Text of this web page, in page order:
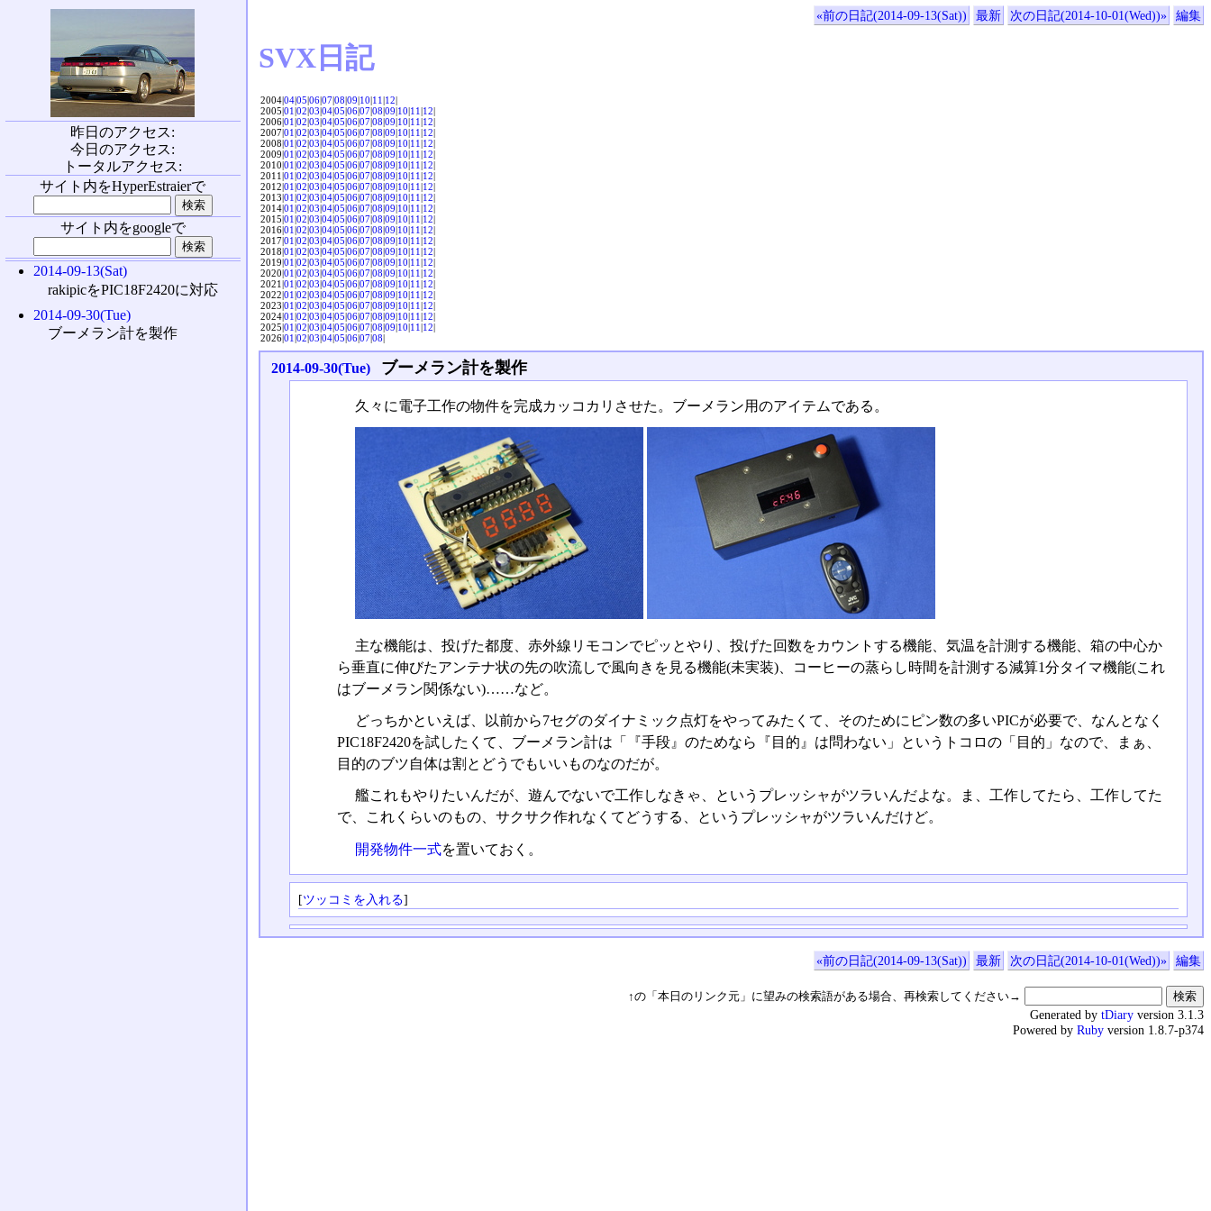
«前の日記(2014-09-13(Sat)) 最新 次の日記(2014-10-01(Wed))» 編集
SVX日記
2004|04|05|06|07|08|09|10|11|12|
2005|01|02|03|04|05|06|07|08|09|10|11|12|
2006|01|02|03|04|05|06|07|08|09|10|11|12|
2007|01|02|03|04|05|06|07|08|09|10|11|12|
2008|01|02|03|04|05|06|07|08|09|10|11|12|
2009|01|02|03|04|05|06|07|08|09|10|11|12|
2010|01|02|03|04|05|06|07|08|09|10|11|12|
2011|01|02|03|04|05|06|07|08|09|10|11|12|
2012|01|02|03|04|05|06|07|08|09|10|11|12|
2013|01|02|03|04|05|06|07|08|09|10|11|12|
2014|01|02|03|04|05|06|07|08|09|10|11|12|
2015|01|02|03|04|05|06|07|08|09|10|11|12|
2016|01|02|03|04|05|06|07|08|09|10|11|12|
2017|01|02|03|04|05|06|07|08|09|10|11|12|
2018|01|02|03|04|05|06|07|08|09|10|11|12|
2019|01|02|03|04|05|06|07|08|09|10|11|12|
2020|01|02|03|04|05|06|07|08|09|10|11|12|
2021|01|02|03|04|05|06|07|08|09|10|11|12|
2022|01|02|03|04|05|06|07|08|09|10|11|12|
2023|01|02|03|04|05|06|07|08|09|10|11|12|
2024|01|02|03|04|05|06|07|08|09|10|11|12|
2025|01|02|03|04|05|06|07|08|09|10|11|12|
2026|01|02|03|04|05|06|07|08|
2014-09-30(Tue) ブーメラン計を製作
久々に電子工作の物件を完成カッコカリさせた。ブーメラン用のアイテムである。
主な機能は、投げた都度、赤外線リモコンでピッとやり、投げた回数をカウントする機能、気温を計測する機能、箱の中心か
ら垂直に伸びたアンテナ状の先の吹流しで風向きを見る機能(未実装)、コーヒーの蒸らし時間を計測する減算1分タイマ機能(これ
はブーメラン関係ない)……など。
どっちかといえば、以前から7セグのダイナミック点灯をやってみたくて、そのためにピン数の多いPICが必要で、なんとなく
PIC18F2420を試したくて、ブーメラン計は「『手段』のためなら『目的』は問わない」というトコロの「目的」なので、まぁ、
目的のブツ自体は割とどうでもいいものなのだが。
艦これもやりたいんだが、遊んでないで工作しなきゃ、というプレッシャがツラいんだよな。ま、工作してたら、工作してた
で、これくらいのもの、サクサク作れなくてどうする、というプレッシャがツラいんだけど。
開発物件一式を置いておく。
[ツッコミを入れる]
«前の日記(2014-09-13(Sat)) 最新 次の日記(2014-10-01(Wed))» 編集
↑の「本日のリンク元」に望みの検索語がある場合、再検索してください→
昨日のアクセス:
今日のアクセス:
トータルアクセス:
サイト内をHyperEstraierで
サイト内をgoogleで
2014-09-13(Sat)
rakipicをPIC18F2420に対応
2014-09-30(Tue)
ブーメラン計を製作
Generated by tDiary version 3.1.3
Powered by Ruby version 1.8.7-p374